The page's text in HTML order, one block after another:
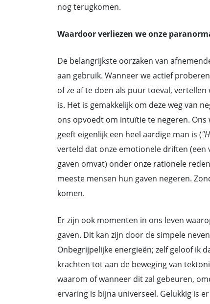
nog terugkomen.
Waardoor verliezen we onze
De belangrijkste oorzaken van
aan gebruik. Wanneer we actief
of ze af te doen als puur toeval,
is. Het is gemakkelijk om deze weg van
ons opvoedt om intuïtie te negeren.
geeft eigenlijk een heel aardige man is (
verteld dat onze emotionele driften
gaven omvat) onder onze rationele
meeste mensen hun gaven negeren.
komen.
Er zijn ook momenten in ons leven
gaven. Dit kan zijn door de simpele
Onbegrijpelijke energieën; zelf geloof ik
krachten tot aan de beweging van
waarom of wanneer dit zal gebeuren,
ervaring is bijna universeel. Gelukkig is